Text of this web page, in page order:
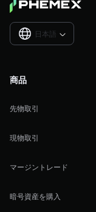
日本語 
商品
先物取引
現物取引
マージントレード
暗号資産を購入